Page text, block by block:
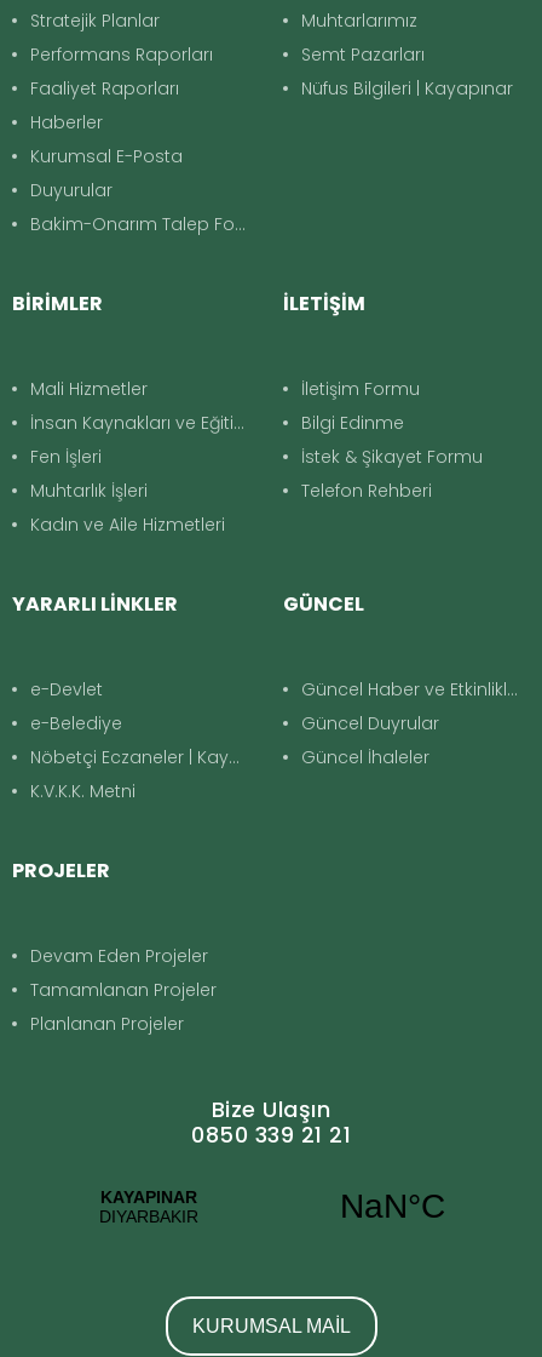
Stratejik Planlar
Performans Raporları
Faaliyet Raporları
Haberler
Kurumsal E-Posta
Duyurular
Bakim-Onarım Talep Formu
Muhtarlarımız
Semt Pazarları
Nüfus Bilgileri | Kayapınar
BİRİMLER
Mali Hizmetler
İnsan Kaynakları ve Eğitim
Fen İşleri
Muhtarlık İşleri
Kadın ve Aile Hizmetleri
İLETİŞİM
İletişim Formu
Bilgi Edinme
İstek & Şikayet Formu
Telefon Rehberi
YARARLI LİNKLER
e-Devlet
e-Belediye
Nöbetçi Eczaneler | Kayapınar
K.V.K.K. Metni
GÜNCEL
Güncel Haber ve Etkinlikler
Güncel Duyrular
Güncel İhaleler
PROJELER
Devam Eden Projeler
Tamamlanan Projeler
Planlanan Projeler
Bize Ulaşın
0850 339 21 21
KURUMSAL MAİL